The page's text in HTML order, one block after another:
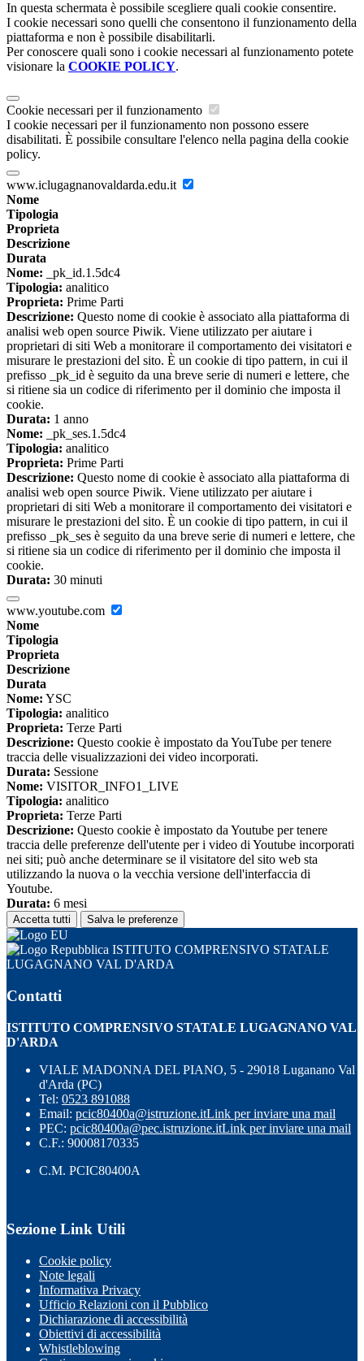
In questa schermata è possibile scegliere quali cookie consentire.
I cookie necessari sono quelli che consentono il funzionamento della
piattaforma e non è possibile disabilitarli.
Per conoscere quali sono i cookie necessari al funzionamento potete
visionare la COOKIE POLICY.
Cookie necessari per il funzionamento
I cookie necessari per il funzionamento non possono essere
disabilitati. È possibile consultare l'elenco nella pagina della cookie
policy.
www.iclugagnanovaldarda.edu.it
Nome
Tipologia
Proprieta
Descrizione
Durata
Nome: _pk_id.1.5dc4
Tipologia: analitico
Proprieta: Prime Parti
Descrizione: Questo nome di cookie è associato alla piattaforma di
analisi web open source Piwik. Viene utilizzato per aiutare i
proprietari di siti Web a monitorare il comportamento dei visitatori e
misurare le prestazioni del sito. È un cookie di tipo pattern, in cui il
prefisso _pk_id è seguito da una breve serie di numeri e lettere, che
si ritiene sia un codice di riferimento per il dominio che imposta il
cookie.
Durata: 1 anno
Nome: _pk_ses.1.5dc4
Tipologia: analitico
Proprieta: Prime Parti
Descrizione: Questo nome di cookie è associato alla piattaforma di
analisi web open source Piwik. Viene utilizzato per aiutare i
proprietari di siti Web a monitorare il comportamento dei visitatori e
misurare le prestazioni del sito. È un cookie di tipo pattern, in cui il
prefisso _pk_ses è seguito da una breve serie di numeri e lettere, che
si ritiene sia un codice di riferimento per il dominio che imposta il
cookie.
Durata: 30 minuti
www.youtube.com
Nome
Tipologia
Proprieta
Descrizione
Durata
Nome: YSC
Tipologia: analitico
Proprieta: Terze Parti
Descrizione: Questo cookie è impostato da YouTube per tenere
traccia delle visualizzazioni dei video incorporati.
Durata: Sessione
Nome: VISITOR_INFO1_LIVE
Tipologia: analitico
Proprieta: Terze Parti
Descrizione: Questo cookie è impostato da Youtube per tenere
traccia delle preferenze dell'utente per i video di Youtube incorporati
nei siti; può anche determinare se il visitatore del sito web sta
utilizzando la nuova o la vecchia versione dell'interfaccia di
Youtube.
Durata: 6 mesi
Accetta tutti Salva le preferenze
ISTITUTO COMPRENSIVO STATALE
LUGAGNANO VAL D'ARDA
Contatti
ISTITUTO COMPRENSIVO STATALE LUGAGNANO VAL
D'ARDA
VIALE MADONNA DEL PIANO, 5 - 29018 Luganano Val
d'Arda (PC)
Tel: 0523 891088
Email: pcic80400a@istruzione.itLink per inviare una mail
PEC: pcic80400a@pec.istruzione.itLink per inviare una mail
C.F.: 90008170335
C.M. PCIC80400A
Sezione Link Utili
Cookie policy
Note legali
Informativa Privacy
Ufficio Relazioni con il Pubblico
Dichiarazione di accessibilità
Obiettivi di accessibilità
Whistleblowing